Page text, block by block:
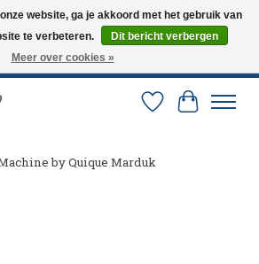
Snelle verzending via PostNL en DHL.
Bel of mail om een afspraak te maken. 0251-
Verlanglijst
by Quique Marduk
website, ga je akkoord met het gebruik van
te verbeteren.
Dit bericht verbergen
Meer over cookies »